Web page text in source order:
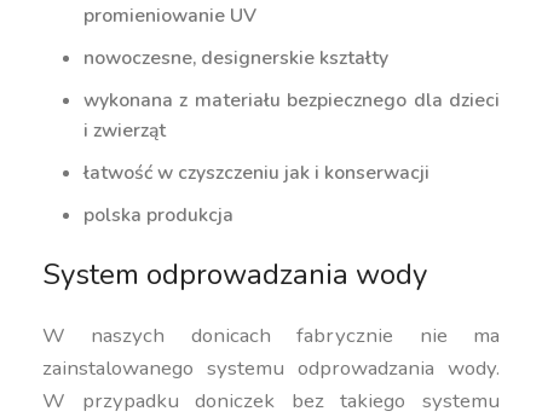
promieniowanie UV
nowoczesne, designerskie kształty
wykonana z materiału bezpiecznego dla dzieci
i zwierząt
łatwość w czyszczeniu jak i konserwacji
polska produkcja
System odprowadzania wody
W naszych donicach fabrycznie nie ma
zainstalowanego systemu odprowadzania wody.
W przypadku doniczek bez takiego systemu